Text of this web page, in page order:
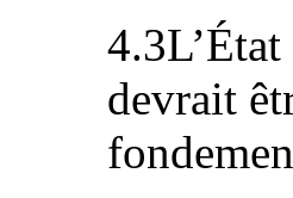
devrait